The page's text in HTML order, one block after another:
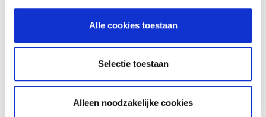
Alle cookies toestaan
Selectie toestaan
Alleen noodzakelijke cookies
VITELLO TONNATO VAN DE
SEARWOOD
RECEPT